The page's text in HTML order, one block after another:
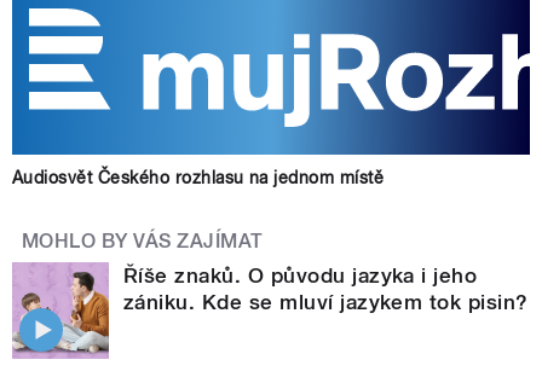
Audiosvět Českého rozhlasu na jednom místě
MOHLO BY VÁS ZAJÍMAT
Říše znaků. O původu jazyka i jeho
zániku. Kde se mluví jazykem tok pisin?